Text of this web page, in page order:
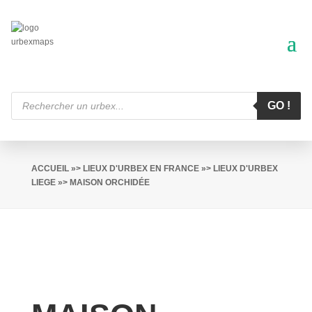
Recherche
produits
GO !
ACCUEIL»> LIEUX D'URBEX EN FRANCE»> LIEUX D'URBEX
LIEGE»> MAISON ORCHIDÉE